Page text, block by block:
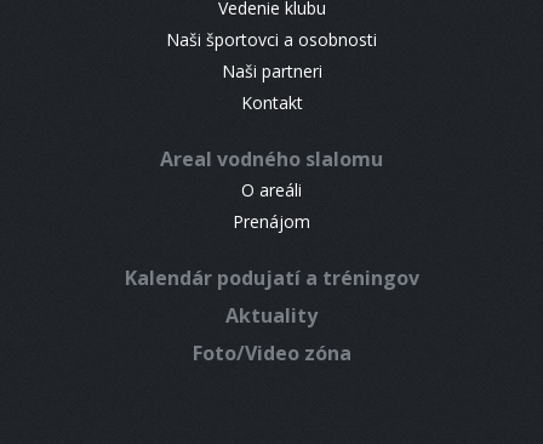
Vedenie klubu
Naši športovci a osobnosti
Naši partneri
Kontakt
Areal vodného slalomu
O areáli
Prenájom
Kalendár podujatí a tréningov
Aktuality
Foto/Video zóna